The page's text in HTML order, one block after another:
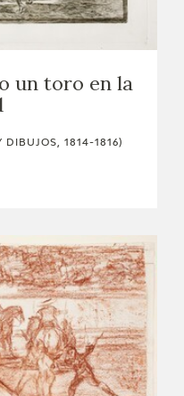
un toro en la
DIBUJOS, 1814-1816)